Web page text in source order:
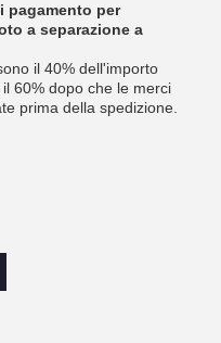
pagamento per
a separazione a
il 40% dell'importo
60% dopo che le merci
prima della spedizione.